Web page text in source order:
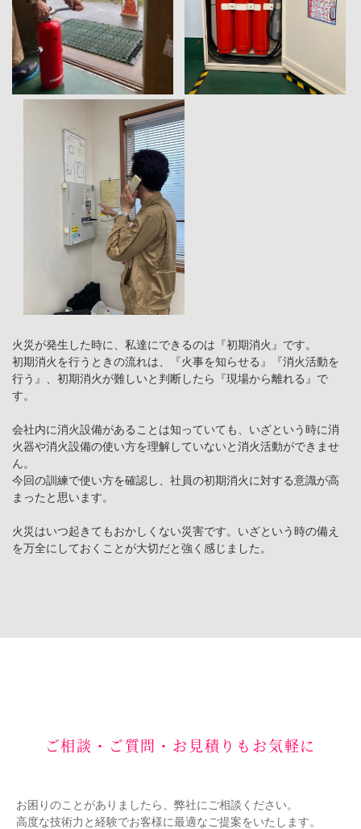
火災が発生した時に、私達にできるのは『初期消火』です。
初期消火を行うときの流れは、『火事を知らせる』『消火活動を
行う』、初期消火が難しいと判断したら『現場から離れる』で
す。
会社内に消火設備があることは知っていても、いざという時に消
火器や消火設備の使い方を理解していないと消火活動ができませ
ん。
今回の訓練で使い方を確認し、社員の初期消火に対する意識が高
まったと思います。
火災はいつ起きてもおかしくない災害です。いざという時の備え
を万全にしておくことが大切だと強く感じました。
ご相談・ご質問・お見積りもお気軽に
お困りのことがありましたら、弊社にご相談ください。
高度な技術力と経験でお客様に最適なご提案をいたします。